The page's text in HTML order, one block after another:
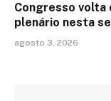
Congresso volta
plenário nesta
agosto 3, 2026